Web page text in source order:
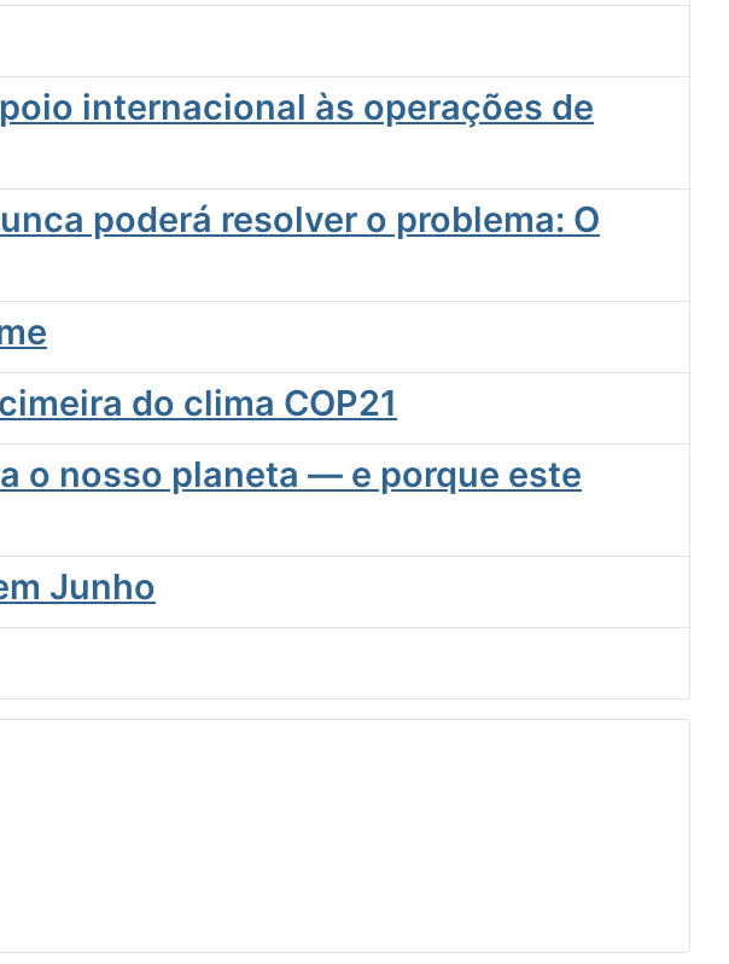
internacional às operações de
poderá resolver o problema: O
do clima COP21
o nosso planeta — e porque este
Junho